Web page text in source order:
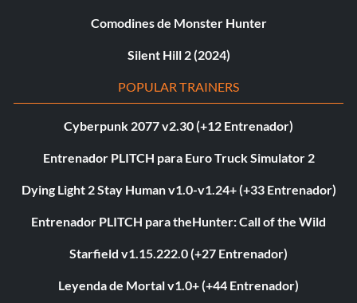
Comodines de Monster Hunter
Silent Hill 2 (2024)
POPULAR TRAINERS
Cyberpunk 2077 v2.30 (+12 Entrenador)
Entrenador PLITCH para Euro Truck Simulator 2
Dying Light 2 Stay Human v1.0-v1.24+ (+33 Entrenador)
Entrenador PLITCH para theHunter: Call of the Wild
Starfield v1.15.222.0 (+27 Entrenador)
Leyenda de Mortal v1.0+ (+44 Entrenador)